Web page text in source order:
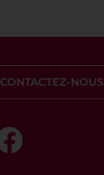
CONTACTEZ-NOUS